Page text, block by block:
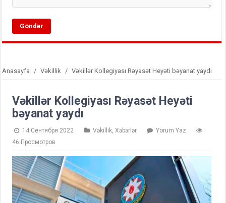
Anasayfa / Vəkillik / Vəkillər Kollegiyası Rəyasət Heyəti bəyanat yaydı
Vəkillər Kollegiyası Rəyasət Heyəti
bəyanat yaydı
14 Сентября 2022 Vəkillik ,Xəbərlər
Yorum Yaz
46 Просмотров